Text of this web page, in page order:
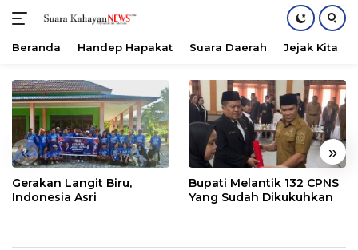
konten
Beranda Handep Hapakat Suara Daerah Jejak Kita
« »
Gerakan Langit Biru,
Indonesia Asri
Bupati Melantik 132 CPNS
Yang Sudah Dikukuhkan